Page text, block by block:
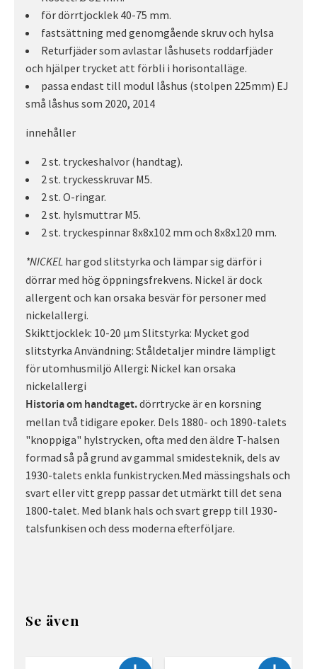
för dörrtjocklek 40-75 mm.
fastsättning med genomgående skruv och hylsa
Returfjäder som avlastar låshusets roddarfjäder
och hjälper trycket att förbli i horisontalläge.
passa endast till modul låshus (stolpen 225mm) EJ
små låshus som 2020, 2014
innehåller
2 st. tryckeshalvor (handtag).
2 st. tryckesskruvar M5.
2 st. O-ringar.
2 st. hylsmuttrar M5.
2 st. tryckespinnar 8x8x102 mm och 8x8x120 mm.
*NICKEL har god slitstyrka och lämpar sig därför i
dörrar med hög öppningsfrekvens. Nickel är dock
allergent och kan orsaka besvär för personer med
nickelallergi.
Skikttjocklek: 10-20 µm Slitstyrka: Mycket god
slitstyrka Användning: Ståldetaljer mindre lämpligt
för utomhusmiljö Allergi: Nickel kan orsaka
nickelallergi
Historia om handtaget.dörrtrycke är en korsning
mellan två tidigare epoker. Dels 1880- och 1890-talets
"knoppiga" hylstrycken, ofta med den äldre T-halsen
formad så på grund av gammal smidesteknik, dels av
1930-talets enkla funkistrycken.Med mässingshals och
svart eller vitt grepp passar det utmärkt till det sena
1800-talet. Med blank hals och svart grepp till 1930-
talsfunkisen och dess moderna efterföljare.
Se även